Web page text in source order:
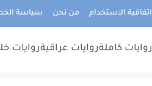
اتفاقية الاستخدام من نحن سياسة
روايات كاملةروايات عراقيةروايات